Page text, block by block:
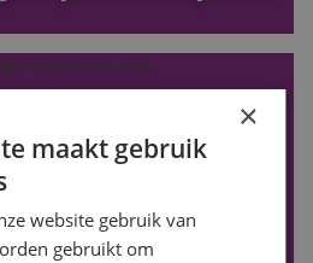
×
maakt gebruik
website gebruik van
gebruikt om